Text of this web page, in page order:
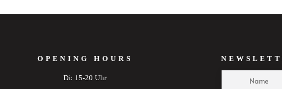
OPENING HOURS
Di: 15-20 Uhr